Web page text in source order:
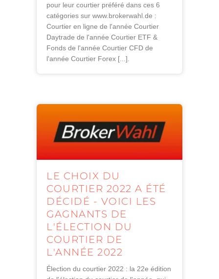
pour leur courtier préféré dans ces 6
catégories sur www.brokerwahl.de :
Courtier en ligne de l'année Courtier
Daytrade de l'année Courtier ETF &
Fonds de l'année Courtier CFD de
l'année Courtier Forex [...].
LE CHOIX DU
COURTIER 2022 A ÉTÉ
DÉCIDÉ - VOICI LES
GAGNANTS DE
L'ÉLECTION DU
COURTIER DE
L'ANNÉE 2022
Élection du courtier 2022 : la 22e édition